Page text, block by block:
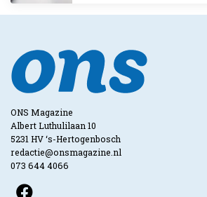
ONS Magazine
Albert Luthulilaan 10
5231 HV ‘s-Hertogenbosch
redactie@onsmagazine.nl
073 644 4066